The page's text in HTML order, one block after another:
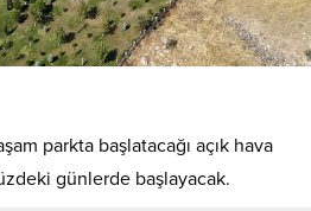
parkta başlatacağı açık hava
günlerde başlayacak.